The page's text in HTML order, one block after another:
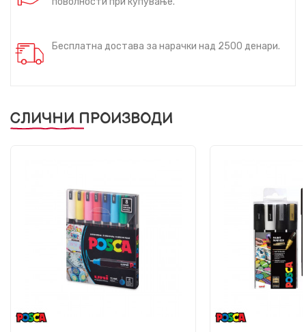
Бесплатна достава за нарачки над 2500 денари.
СЛИЧНИ ПРОИЗВОДИ